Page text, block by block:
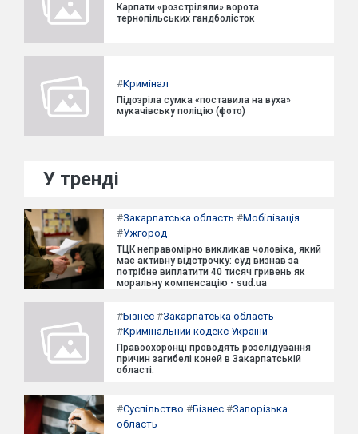
Карпати «розстріляли» ворота
тернопільських гандболісток
#Кримінал
Підозріла сумка «поставила на вуха»
мукачівську поліцію (фото)
У тренді
#Закарпатська область #Мобілізація
#Ужгород
ТЦК неправомірно викликав чоловіка, який
має активну відстрочку: суд визнав за
потрібне виплатити 40 тисяч гривень як
моральну компенсацію - sud.ua
#Бізнес #Закарпатська область
#Кримінальний кодекс України
Правоохоронці проводять розслідування
причин загибелі коней в Закарпатській
області.
#Суспільство #Бізнес #Запорізька
область